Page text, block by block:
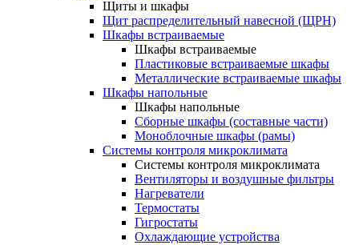
Щиты и шкафы
Щит распределительный навесной (ЩРН)
Шкафы встраиваемые
Шкафы встраиваемые
Пластиковые встраиваемые шкафы
Металлические встраиваемые шкафы
Шкафы напольные
Шкафы напольные
Сборные шкафы (составные части)
Моноблочные шкафы (рамы)
Системы контроля микроклимата
Системы контроля микроклимата
Вентиляторы и воздушные фильтры
Нагреватели
Термостаты
Гигростаты
Охлаждающие устройства